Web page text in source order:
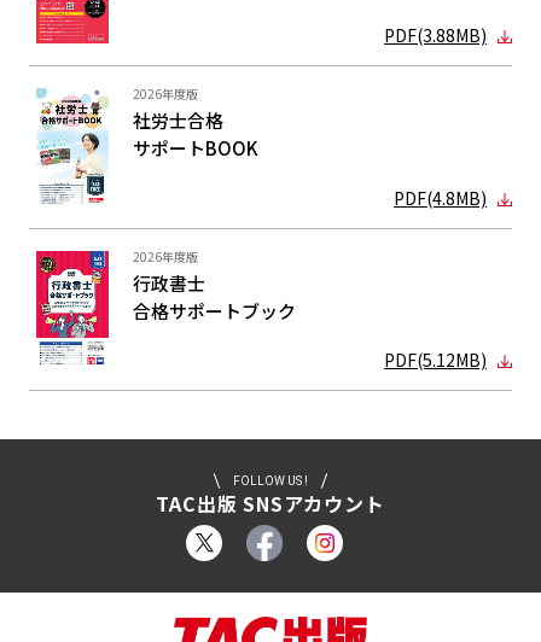
PDF(3.88MB)
2026年度版
社労士合格
サポートBOOK
PDF(4.8MB)
2026年度版
行政書士
合格サポートブック
PDF(5.12MB)
FOLLOW US !
TAC出版 SNSアカウント